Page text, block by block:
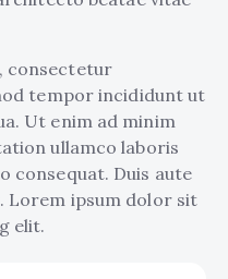
consectetur
tempor incididunt ut
Ut enim ad minim
ullamco laboris
consequat. Duis aute
ipsum dolor sit
elit.